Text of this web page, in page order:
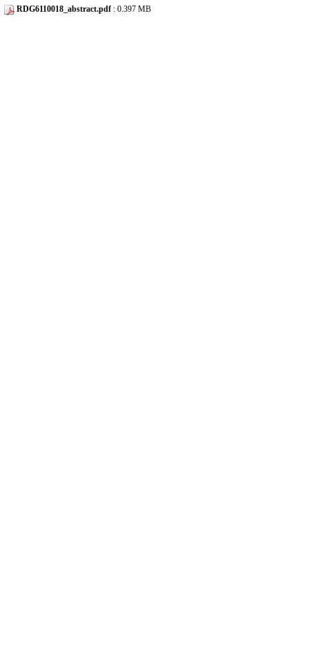
RDG6110018_abstract.pdf : 0.397 MB